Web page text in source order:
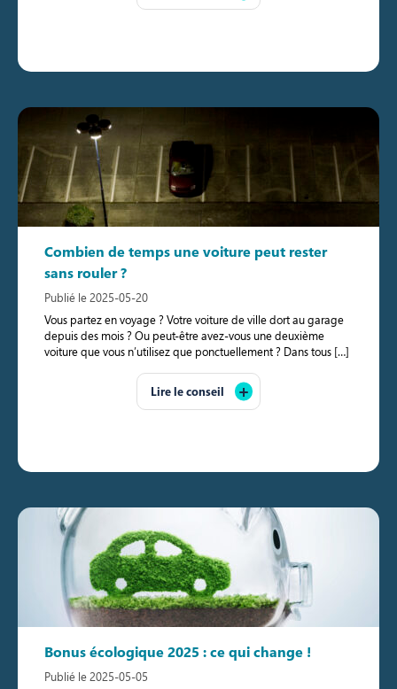
Combien de temps une voiture peut rester
sans rouler ?
Publié le 2025-05-20
Vous partez en voyage ? Votre voiture de ville dort au garage
depuis des mois ? Ou peut-être avez-vous une deuxième
voiture que vous n’utilisez que ponctuellement ? Dans tous […]
Lire le conseil
Bonus écologique 2025 : ce qui change !
Publié le 2025-05-05